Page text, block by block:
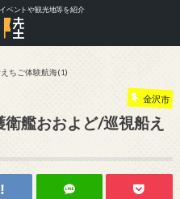
ベントや観光地等を紹介
ちご体験航海(1)
金沢市
艦おおよど/巡視船え